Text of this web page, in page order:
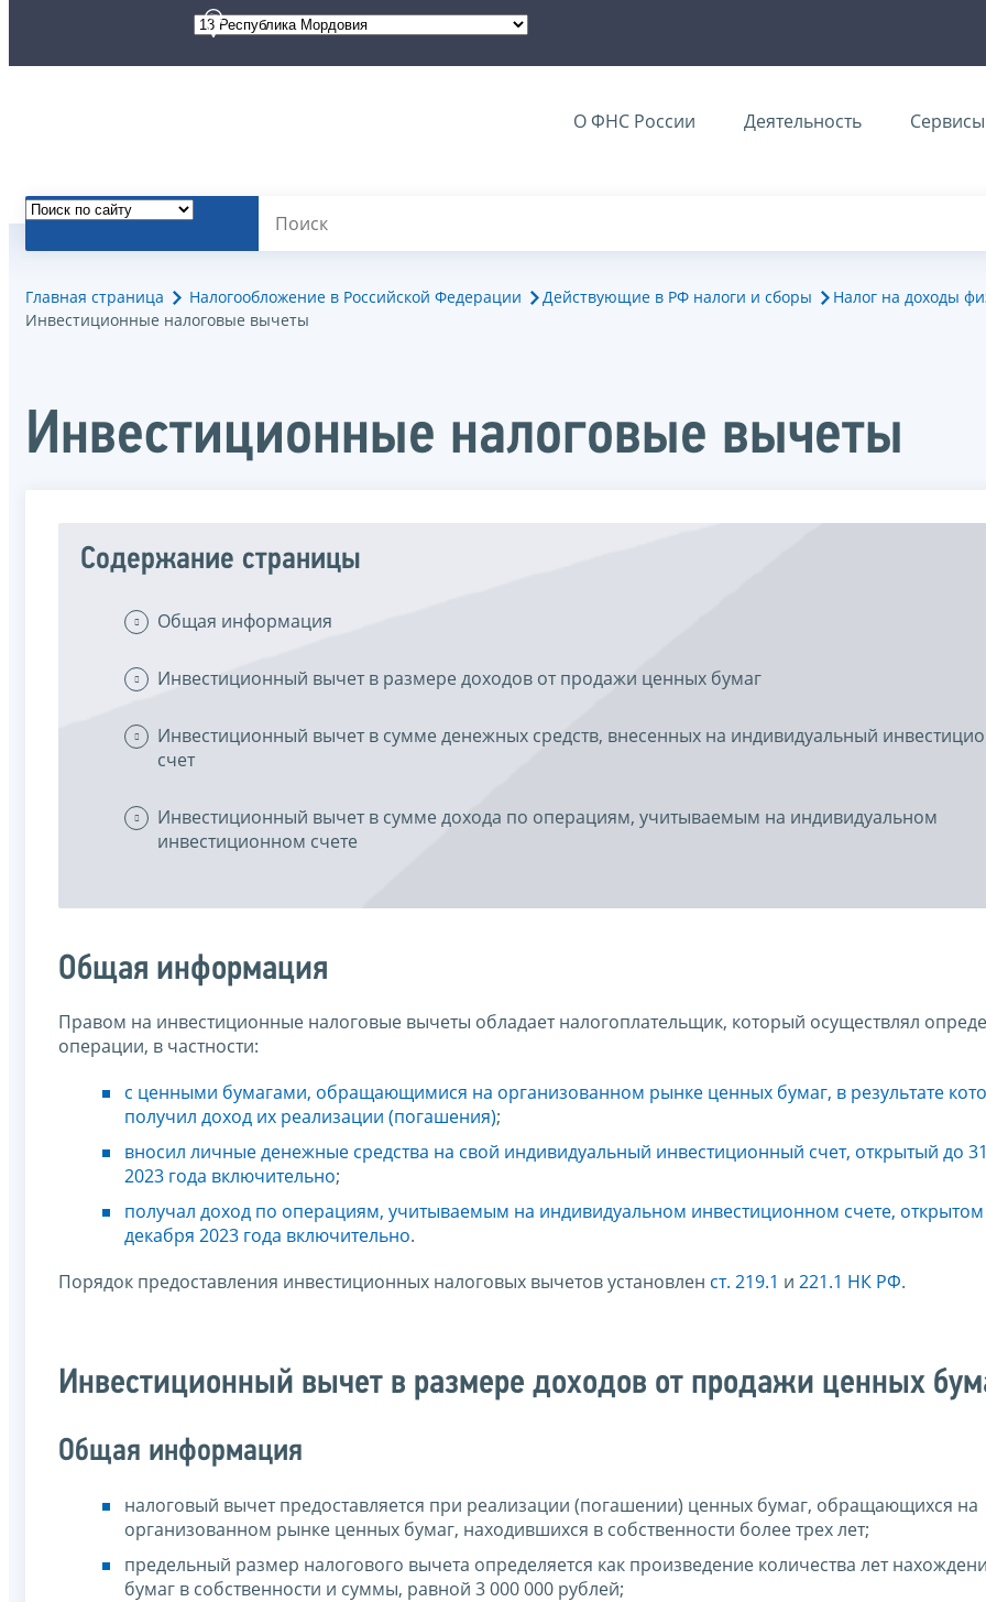
О ФНС России Деятельность Сервисы
Главная страница Налогообложение в Российской Федерации Действующие в РФ налоги и сборы Налог на доходы
Инвестиционные налоговые вычеты
Инвестиционные налоговые вычеты
Содержание страницы
Общая информация
Инвестиционный вычет в размере доходов от продажи ценных бумаг
Инвестиционный вычет в сумме денежных средств, внесенных на индивидуальный
счет
Инвестиционный вычет в сумме дохода по операциям, учитываемым на индивидуальном
инвестиционном счете
Общая информация
Правом на инвестиционные налоговые вычеты обладает налогоплательщик, который осуществлял
операции, в частности:
с ценными бумагами, обращающимися на организованном рынке ценных бумаг, в результате
получил доход их реализации (погашения);
вносил личные денежные средства на свой индивидуальный инвестиционный счет, открытый до
2023 года включительно;
получал доход по операциям, учитываемым на индивидуальном инвестиционном счете, открытом
декабря 2023 года включительно.
Порядок предоставления инвестиционных налоговых вычетов установлен ст. 219.1 и 221.1 НК РФ.
Инвестиционный вычет в размере доходов от продажи ценных
Общая информация
налоговый вычет предоставляется при реализации (погашении) ценных бумаг, обращающихся на
организованном рынке ценных бумаг, находившихся в собственности более трех лет;
предельный размер налогового вычета определяется как произведение количества лет
бумаг в собственности и суммы, равной 3 000 000 рублей;